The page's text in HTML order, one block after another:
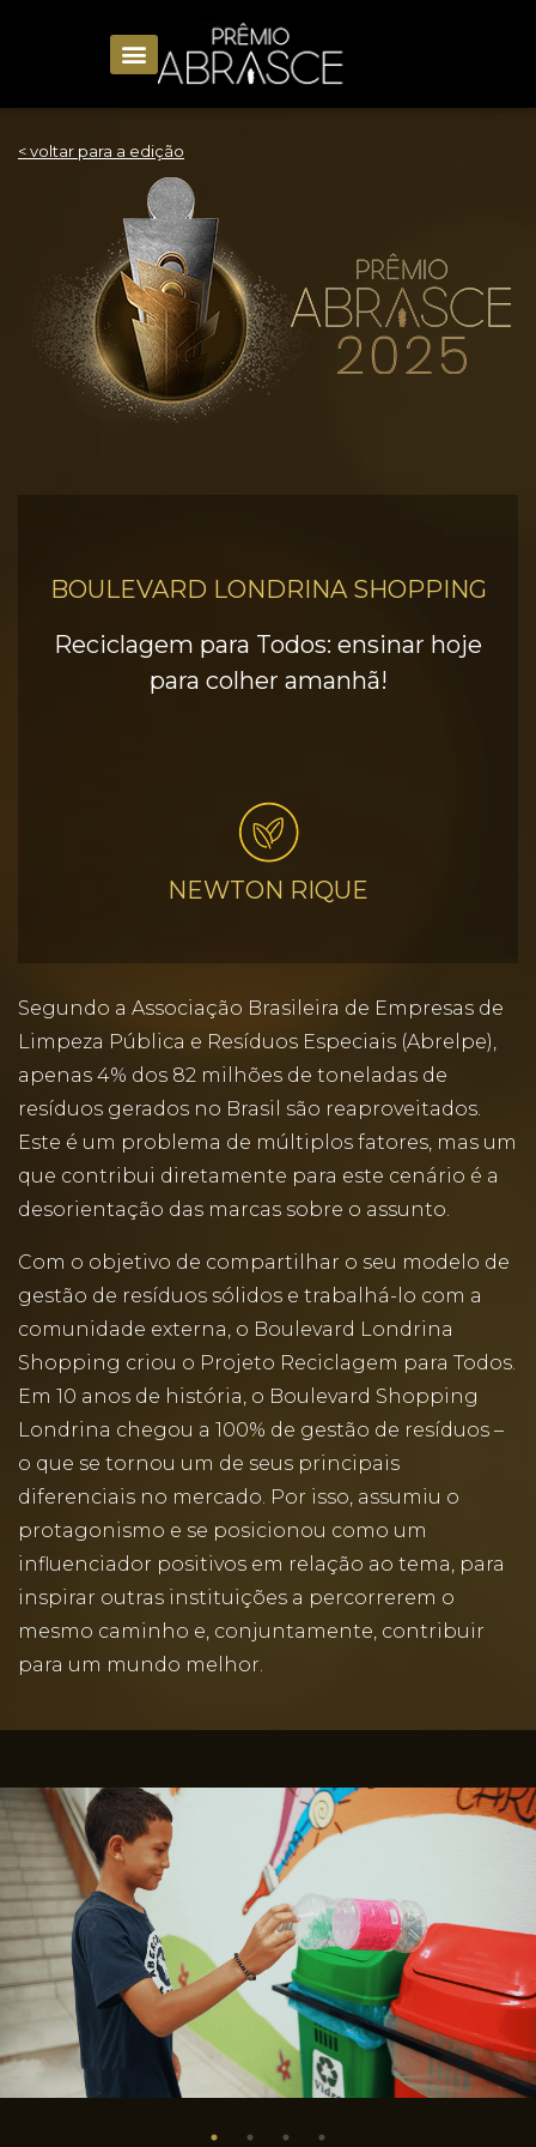
< voltar para a edição
BOULEVARD LONDRINA SHOPPING
Reciclagem para Todos: ensinar hoje
para colher amanhã!
NEWTON RIQUE
Segundo a Associação Brasileira de Empresas de
Limpeza Pública e Resíduos Especiais (Abrelpe),
apenas 4% dos 82 milhões de toneladas de
resíduos gerados no Brasil são reaproveitados.
Este é um problema de múltiplos fatores, mas um
que contribui diretamente para este cenário é a
desorientação das marcas sobre o assunto.
Com o objetivo de compartilhar o seu modelo de
gestão de resíduos sólidos e trabalhá-lo com a
comunidade externa, o Boulevard Londrina
Shopping criou o Projeto Reciclagem para Todos.
Em 10 anos de história, o Boulevard Shopping
Londrina chegou a 100% de gestão de resíduos –
o que se tornou um de seus principais
diferenciais no mercado. Por isso, assumiu o
protagonismo e se posicionou como um
influenciador positivos em relação ao tema, para
inspirar outras instituições a percorrerem o
mesmo caminho e, conjuntamente, contribuir
para um mundo melhor.